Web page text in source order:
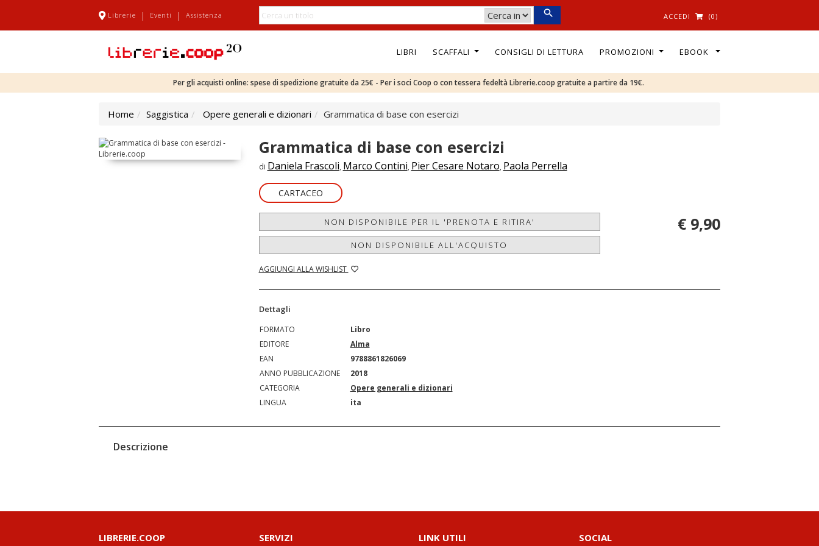
Librerie | Eventi | Assistenza ACCEDI (0)
LIBRI SCAFFALI CONSIGLI DI LETTURA PROMOZIONI EBOOK
Per gli acquisti online: spese di spedizione gratuite da 25€ - Per i soci Coop o con tessera fedeltà Librerie.coop gratuite a partire da 19€.
Home Saggistica Opere generali e dizionari Grammatica di base con esercizi
Grammatica di base con esercizi
di Daniela Frascoli, Marco Contini, Pier Cesare Notaro, Paola Perrella
CARTACEO
NON DISPONIBILE PER IL 'PRENOTA E RITIRA'
NON DISPONIBILE ALL'ACQUISTO
AGGIUNGI ALLA WISHLIST
€ 9,90
Dettagli
FORMATO
Libro
EDITORE
Alma
EAN
9788861826069
ANNO PUBBLICAZIONE
2018
CATEGORIA
Opere generali e dizionari
LINGUA
ita
Descrizione
LIBRERIE.COOP SERVIZI LINK UTILI SOCIAL